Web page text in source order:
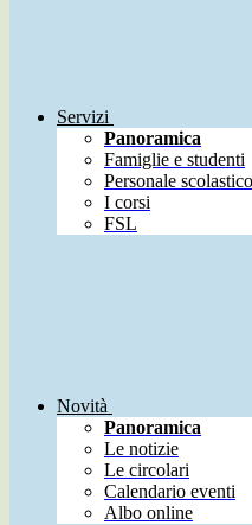
Servizi
Panoramica
Famiglie e studenti
Personale scolastico
I corsi
FSL
Novità
Panoramica
Le notizie
Le circolari
Calendario eventi
Albo online